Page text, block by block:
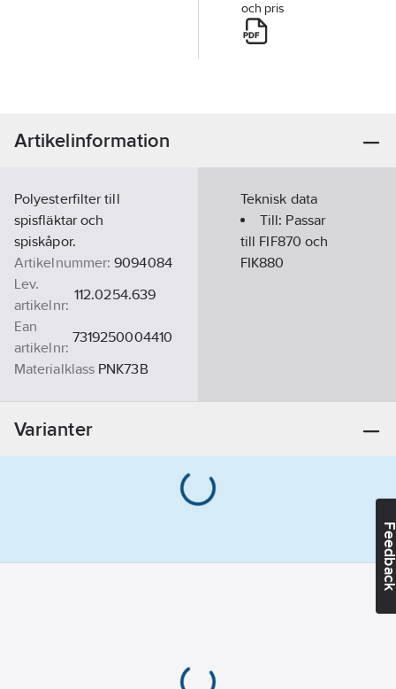
och pris
Artikelinformation
Polyesterfilter till
spisfläktar och
spiskåpor.
Artikelnummer: 9094084
Lev.
artikelnr:
112.0254.639
Ean
artikelnr:
7319250004410
Materialklass PNK73B
Teknisk data
Till: Passar
till FIF870 och
FIK880
Varianter